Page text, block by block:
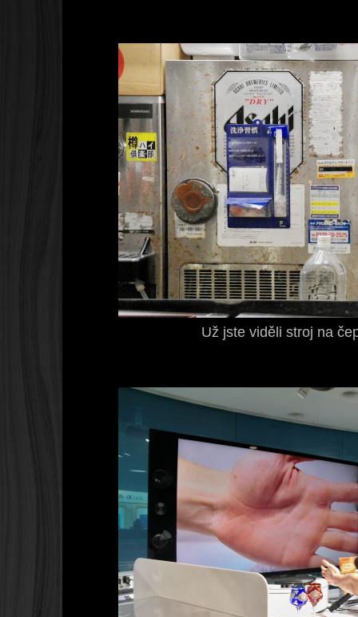
Už jste viděli stroj na